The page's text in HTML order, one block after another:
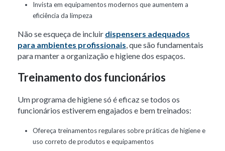
Invista em equipamentos modernos que aumentem a
eficiência da limpeza
Não se esqueça de incluir dispensers adequados
para ambientes profissionais, que são fundamentais
para manter a organização e higiene dos espaços.
Treinamento dos funcionários
Um programa de higiene só é eficaz se todos os
funcionários estiverem engajados e bem treinados:
Ofereça treinamentos regulares sobre práticas de higiene e
uso correto de produtos e equipamentos